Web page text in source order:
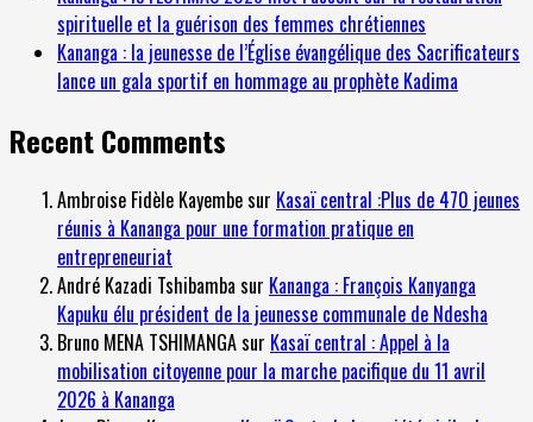
spirituelle et la guérison des femmes chrétiennes
Kananga : la jeunesse de l’Église évangélique des Sacrificateurs
lance un gala sportif en hommage au prophète Kadima
Recent Comments
Ambroise Fidèle Kayembesur Kasaï central :Plus de 470 jeunes
réunis à Kananga pour une formation pratique en
entrepreneuriat
André Kazadi Tshibamba sur Kananga : François Kanyanga
Kapuku élu président de la jeunesse communale de Ndesha
Bruno MENA TSHIMANGAsur Kasaï central : Appel à la
mobilisation citoyenne pour la marche pacifique du 11 avril
2026 à Kananga